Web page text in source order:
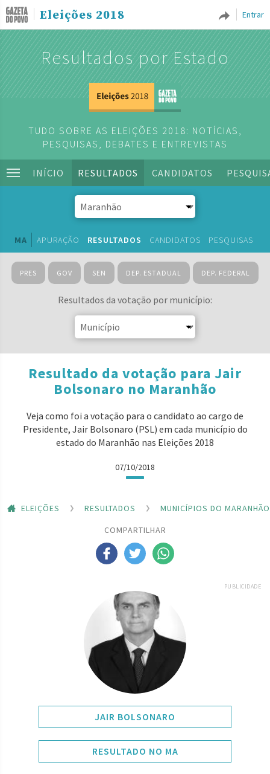
Entrar
Eleições 2018
Resultados por Estado
TUDO SOBRE AS ELEIÇÕES 2018: NOTÍCIAS,
PESQUISAS, DEBATES E ENTREVISTAS
INÍCIO RESULTADOS CANDIDATOS
MA APURAÇÃO RESULTADOS CANDIDATOS PESQUISAS
PRES GOV SEN DEP. ESTADUAL DEP. FEDERAL
Resultados da votação por município:
Resultado da votação para Jair
Bolsonaro no Maranhão
Veja como foi a votação para o candidato ao cargo de
Presidente, Jair Bolsonaro (PSL) em cada município do
estado do Maranhão nas Eleições 2018
07/10/2018
ELEIÇÕES RESULTADOS
MUNICÍPIOS DO MARANHÃO
COMPARTILHAR
PUBLICIDADE
JAIR BOLSONARO
RESULTADO NO MA